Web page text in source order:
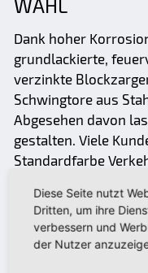
WAHL
Dank hoher
grundlackierte,
verzinkte
Schwingtore aus
Abgesehen davon
gestalten. Viele
Standardfarbe
hingegen
haben auch
durchgehend
Diese Seite nutzt
Dritten, um ihre
verbessern und
der Nutzer